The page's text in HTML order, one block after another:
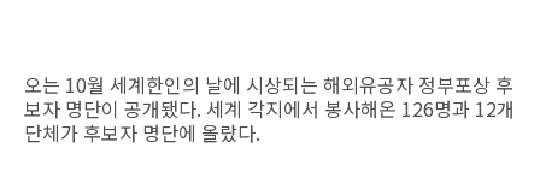
오는 10월 세계한인의 날에 시상되는 해외유공자 정부포상 후
보자 명단이 공개됐다. 세계 각지에서 봉사해온 126명과 12개
단체가 후보자 명단에 올랐다.